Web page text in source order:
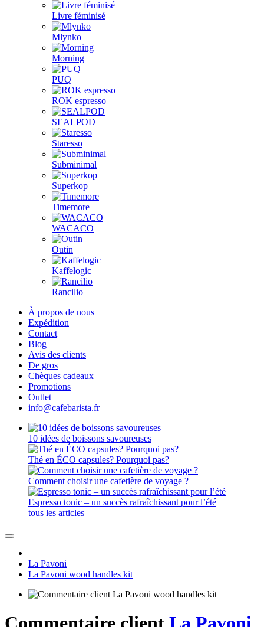
Livre féminisé
Mlynko
Morning
PUQ
ROK espresso
SEALPOD
Staresso
Subminimal
Superkop
Timemore
WACACO
Outin
Kaffelogic
Rancilio
À propos de nous
Expédition
Contact
Blog
Avis des clients
De gros
Chèques cadeaux
Promotions
Outlet
info@cafebarista.fr
10 idées de boissons savoureuses
Thé en ÉCO capsules? Pourquoi pas?
Comment choisir une cafetière de voyage ?
Espresso tonic – un succès rafraîchissant pour l’été
tous les articles
La Pavoni
La Pavoni wood handles kit